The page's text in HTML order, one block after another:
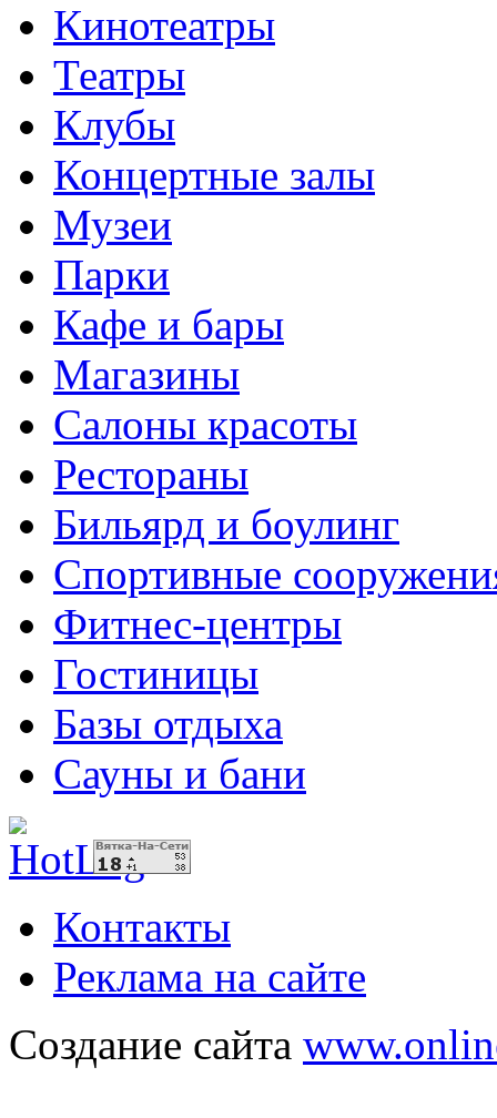
Кинотеатры
Театры
Клубы
Концертные залы
Музеи
Парки
Кафе и бары
Магазины
Салоны красоты
Рестораны
Бильярд и боулинг
Спортивные
Фитнес-центры
Гостиницы
Базы отдыха
Сауны и бани
Контакты
Реклама на сайте
Создание сайта